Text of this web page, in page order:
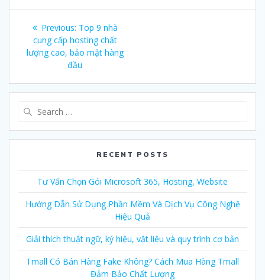
Post
navigation
Previous: Previous
post:
Top 9 nhà
cung cấp hosting chất
lượng cao, bảo mật hàng
đầu
RECENT POSTS
Tư Vấn Chọn Gói Microsoft 365, Hosting, Website
Hướng Dẫn Sử Dụng Phần Mềm Và Dịch Vụ Công Nghệ
Hiệu Quả
Giải thích thuật ngữ, ký hiệu, vật liệu và quy trình cơ bản
Tmall Có Bán Hàng Fake Không? Cách Mua Hàng Tmall
Đảm Bảo Chất Lượng